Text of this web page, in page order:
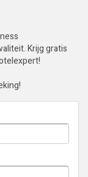
Krijg gratis